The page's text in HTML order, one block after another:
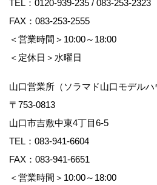
TEL： 0120-939-235 / 083-253-2323
FAX：083-253-2555
＜営業時間＞10:00～18:00
＜定休日＞水曜日
山口営業所（ソラマド山口モデルハ
〒753-0813
山口市吉敷中東4丁目6-5
TEL： 083-941-6604
FAX：083-941-6651
＜営業時間＞10:00～18:00